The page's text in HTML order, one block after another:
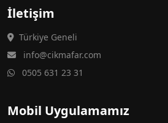
İletişim
Türkiye Geneli
info@cikmafar.com
0505 631 23 31
Mobil Uygulamamız